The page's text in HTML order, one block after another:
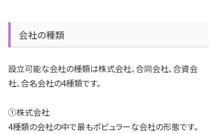
会社の種類
設立可能な会社の種類は株式会社、合同会社、合資会
社、合名会社の4種類です。
①株式会社
4種類の会社の中で最もポピュラーな会社の形態です。